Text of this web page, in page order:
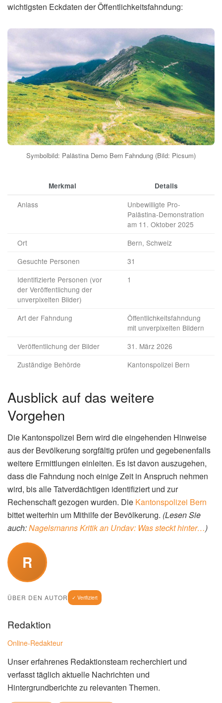
wichtigsten Eckdaten der Öffentlichkeitsfahndung:
Symbolbild: Palästina Demo Bern Fahndung (Bild: Picsum)
Merkmal Details
Anlass
Unbewilligte Pro-
Palästina-Demonstration
am 11. Oktober 2025
Ort
Bern, Schweiz
Gesuchte Personen
31
Identifizierte Personen (vor
der Veröffentlichung der
unverpixelten Bilder)
1
Art der Fahndung
Öffentlichkeitsfahndung
mit unverpixelten Bildern
Veröffentlichung der Bilder
31. März 2026
Zuständige Behörde
Kantonspolizei Bern
Ausblick auf das weitere
Vorgehen
Die Kantonspolizei Bern wird die eingehenden Hinweise
aus der Bevölkerung sorgfältig prüfen und gegebenenfalls
weitere Ermittlungen einleiten. Es ist davon auszugehen,
dass die Fahndung noch einige Zeit in Anspruch nehmen
wird, bis alle Tatverdächtigen identifiziert und zur
Rechenschaft gezogen wurden. Die Kantonspolizei Bern
bittet weiterhin um Mithilfe der Bevölkerung. (Lesen Sie
auch:Nagelsmanns Kritik an Undav: Was steckt hinter…)
R
ÜBER DEN AUTOR ✓ Verifiziert
Redaktion
Online-Redakteur
Unser erfahrenes Redaktionsteam recherchiert und
verfasst täglich aktuelle Nachrichten und
Hintergrundberichte zu relevanten Themen.